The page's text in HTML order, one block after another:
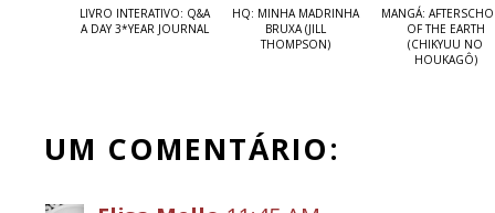
LIVRO INTERATIVO: Q&A
A DAY 3*YEAR JOURNAL
HQ: MINHA MADRINHA
BRUXA (JILL
THOMPSON)
MANGÁ:
OF THE EARTH
(CHIKYUU NO
HOUKAGÔ)
UM COMENTÁRIO: